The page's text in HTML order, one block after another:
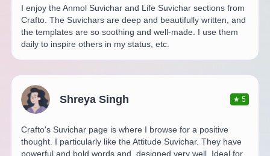
I enjoy the Anmol Suvichar and Life Suvichar sections from
Crafto. The Suvichars are deep and beautifully written, and
the templates are so soothing and well-made. I use them
daily to inspire others in my status, etc.
Shreya Singh ★5
Crafto's Suvichar page is where I browse for a positive
thought. I particularly like the Attitude Suvichar. They have
powerful and bold words and, designed very well. Ideal for